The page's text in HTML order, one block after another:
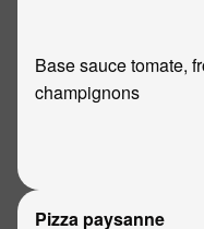
Base sauce tomate,
champignons
Pizza paysanne